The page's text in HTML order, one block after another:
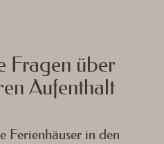
Fragen über
Aufenthalt
Ferienhäuser in den